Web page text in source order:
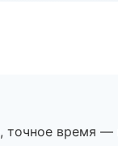
время —